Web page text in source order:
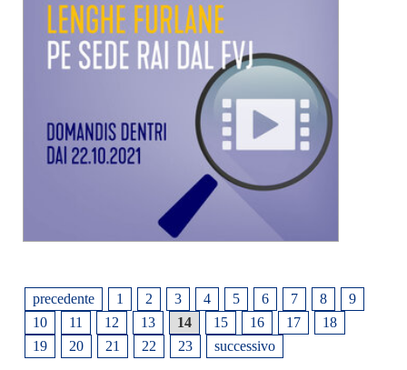
precedente 1 2 3 4 5 6 7 8
9
10
11 12 13 14 15 16 17
18
19
20 21 22 23 successivo